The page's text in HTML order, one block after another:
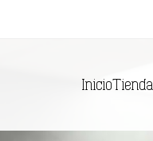
Inicio Tienda